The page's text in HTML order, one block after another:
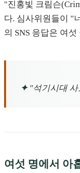
"진홍빛 크림슨
다. 심사위원들이 "
의 SNS 응답은 여
✦"석기시대 사
여섯 명에서 아